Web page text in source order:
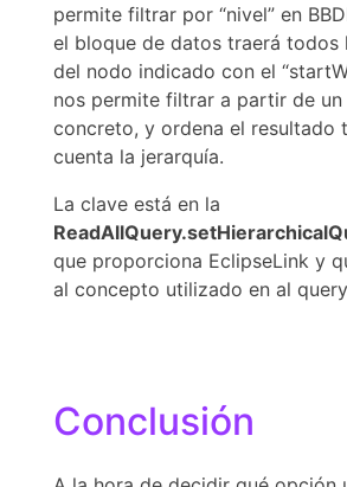
permite filtrar por “nivel” en
el bloque de datos traerá todos
del nodo indicado con el
nos permite filtrar a partir de un
concreto, y ordena el resultado
cuenta la jerarquía.
La clave está en la
que proporciona EclipseLink y
al concepto utilizado en al
Conclusión